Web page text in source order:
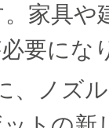
家具
要にな
、ノズ